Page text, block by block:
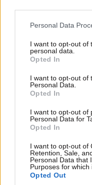
Please note that this
not limited to your visit
grant or deny consent
use your data for below
consent section.
Personal Data
I want to opt-out of
personal data.
Opted In
I want to opt-out of
Personal Data.
Opted In
I want to opt-out of
Personal Data for
Opted In
I want to opt-out of
Retention, Sale,
Personal Data that
Purposes for which
Opted Out